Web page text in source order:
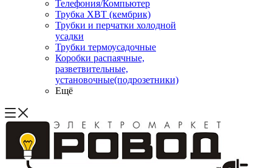
Телефония/Компьютер
Трубка ХВТ (кембрик)
Трубки и перчатки холодной
усадки
Трубки термоусадочные
Коробки распаячные,
разветвительные,
установочные(подрозетники)
Ещё